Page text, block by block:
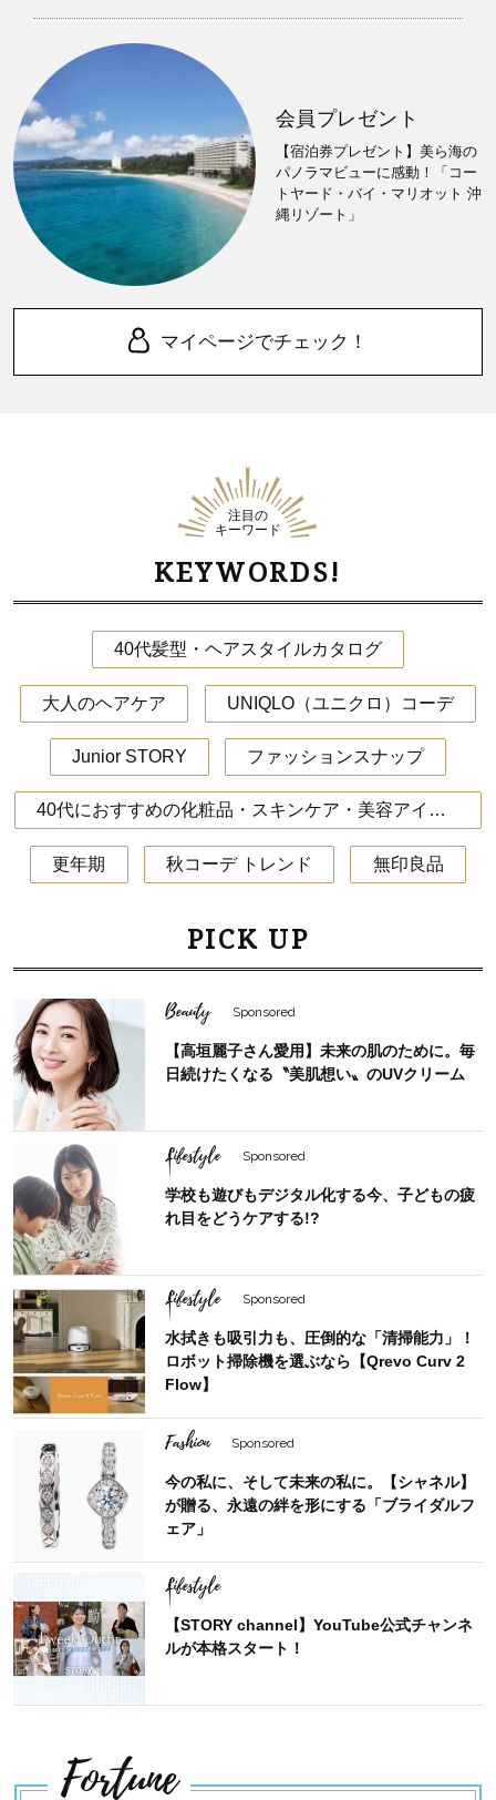
会員プレゼント
【宿泊券プレゼント】美ら海の
パノラマビューに感動！「コー
トヤード・バイ・マリオット 沖
縄リゾート」
マイページでチェック！
注目の
キーワード
KEYWORDS!
40代髪型・ヘアスタイルカタログ
大人のヘアケア UNIQLO（ユニクロ）コーデ
Junior STORY ファッションスナップ
40代におすすめの化粧品・スキンケア・美容アイテム
更年期 秋コーデ トレンド 無印良品
PICK UP
Beauty Sponsored
【高垣麗子さん愛用】未来の肌のために。毎
日続けたくなる〝美肌想い〟のUVクリーム
Lifestyle Sponsored
学校も遊びもデジタル化する今、子どもの疲
れ目をどうケアする!?
Lifestyle Sponsored
水拭きも吸引力も、圧倒的な「清掃能力」！
ロボット掃除機を選ぶなら【Qrevo Curv 2
Flow】
Fashion Sponsored
今の私に、そして未来の私に。【シャネル】
が贈る、永遠の絆を形にする「ブライダルフ
ェア」
Lifestyle
【STORY channel】YouTube公式チャンネ
ルが本格スタート！
Fortune